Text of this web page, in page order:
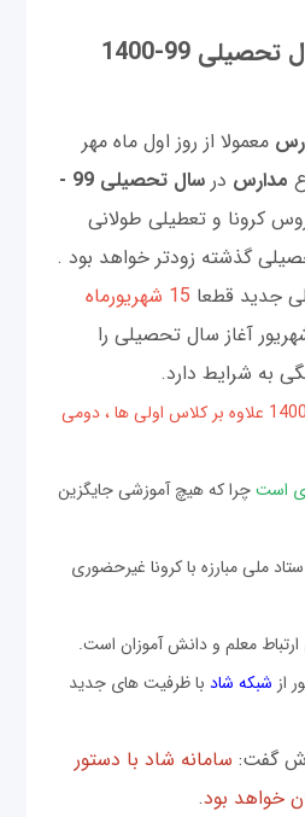
زمان قطعی آغاز سال تحصیلی 99-1400
معمولا از روز اول ماه مهر
مدارس در
سال تحصیلی 99 -
کرونا و تعطیلی طولانی
گذشته زودتر خواهد بود .
جدید قطعا 15 شهریورماه
اما اینکه در 15 شهریور آغاز سال تحصیلی را
به شرایط دارد.
در سال تحصیلی 99- 1400 علاوه بر کلاس اولی ها ، دومی
استچرا که هیچ آموزشی جایگزین
ملی مبارزه با کرونا غیرحضوری
ارتباط معلم و دانش آموزان است.
شبکه شاد با ظرفیت های جدید
گفت: سامانه شاد با دستور
خواهد بود.